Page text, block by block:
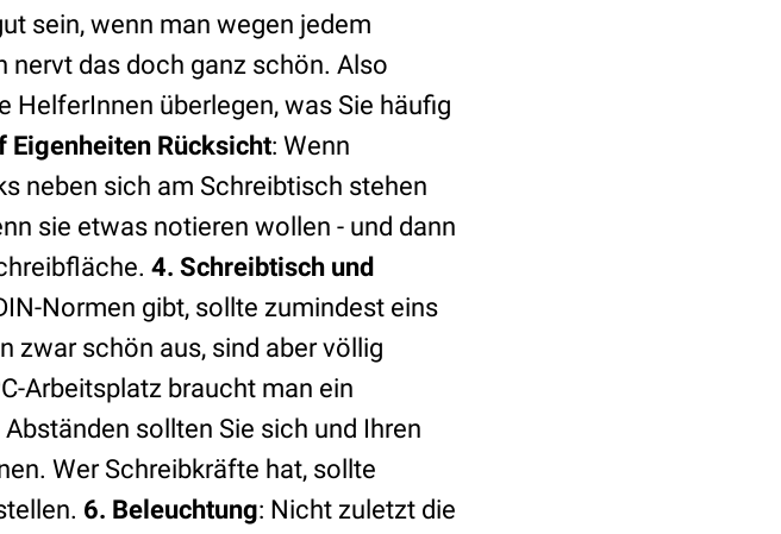
sein, wenn man wegen jedem
das doch ganz schön. Also
HelferInnen überlegen, was Sie häufig
Eigenheiten Rücksicht: Wenn
neben sich am Schreibtisch stehen
sie etwas notieren wollen - und dann
4. Schreibtisch und
Normen gibt, sollte zumindest eins
zwar schön aus, sind aber völlig
Arbeitsplatz braucht man ein
sollten Sie sich und Ihren
Wer Schreibkräfte hat, sollte
6. Beleuchtung: Nicht zuletzt die